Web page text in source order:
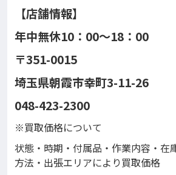
【店舗情報】
年中無休10：00～18：00
〒351-0015
埼玉県朝霞市幸町3-11-26
048-423-2300
※買取価格について
状態・時期・付属品・作業内容・在
方法・出張エリアにより買取価格